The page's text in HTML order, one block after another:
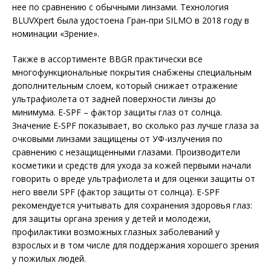
нее по сравнению с обычными линзами. Технология
BLUVXpert была удостоена Гран-при SILMO в 2018 году в
номинации «Зрение».
Также в ассортименте BBGR практически все
многофункциональные покрытия снабжены специальным
дополнительным слоем, который снижает отражение
ультрафиолета от задней поверхности линзы до
минимума. E-SPF – фактор защиты глаз от солнца.
Значение E-SPF показывает, во сколько раз лучше глаза за
очковыми линзами защищены от УФ-излучения по
сравнению с незащищенными глазами. Производители
косметики и средств для ухода за кожей первыми начали
говорить о вреде ультрафиолета и для оценки защиты от
него ввели SPF (фактор защиты от солнца). E-SPF
рекомендуется учитывать для сохранения здоровья глаз:
для защиты органа зрения у детей и молодежи,
профилактики возможных глазных заболеваний у
взрослых и в том числе для поддержания хорошего зрения
у пожилых людей.